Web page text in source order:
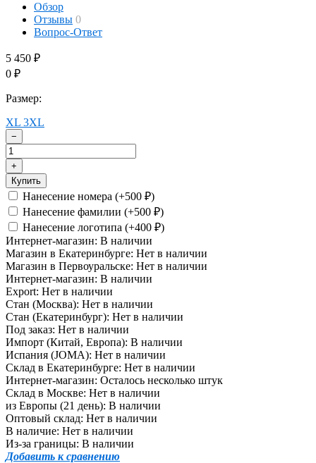
Обзор
Отзывы 0
Вопрос-Ответ
5 450 ₽
0 ₽
Размер:
XL 3XL
−
+
Купить
Нанесение номера (+500 ₽)
Нанесение фамилии (+500 ₽)
Нанесение логотипа (+400 ₽)
Интернет-магазин: В наличии
Магазин в Екатеринбурге: Нет в наличии
Магазин в Первоуральске: Нет в наличии
Интернет-магазин: В наличии
Export: Нет в наличии
Стан (Москва): Нет в наличии
Стан (Екатеринбург): Нет в наличии
Под заказ: Нет в наличии
Импорт (Китай, Европа): В наличии
Испания (JOMA): Нет в наличии
Склад в Екатеринбурге: Нет в наличии
Интернет-магазин: Осталось несколько штук
Склад в Москве: Нет в наличии
из Европы (21 день): В наличии
Оптовый склад: Нет в наличии
В наличие: Нет в наличии
Из-за границы: В наличии
Добавить к сравнению